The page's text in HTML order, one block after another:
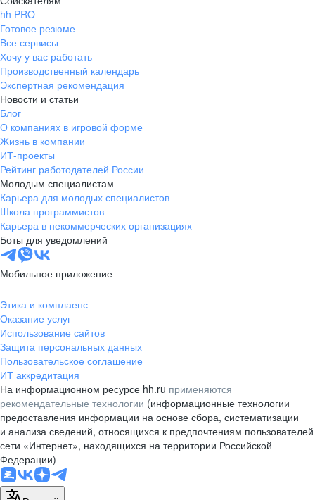
Ученики 9-11-х классов
Выпускники колледжей и техникумов
Повышенные шансы
поступления в вуз
Эксклюзивная информация
для курсовых
и дипломных работ
Оплачиваемая практика
Специалист по сопровождению
с/х предприятий
Агроном Инженерпо с/х
работа
Механизатор
Полевой учетчик
Лаборант
hh PRO
Готовое резюме
Все сервисы
Хочу у вас работать
Производственный календарь
Экспертная рекомендация
Новости и статьи
Блог
О компаниях в игровой форме
Жизнь в компании
ИТ-проекты
Рейтинг работодателей России
Молодым специалистам
Карьера для молодых специалистов
Школа программистов
Карьера в некоммерческих организациях
Боты для уведомлений
Мобильное приложение
Этика и комплаенс
Оказание услуг
Использование сайтов
Защита персональных данных
Пользовательское соглашение
ИТ аккредитация
На информационном ресурсе hh.ru применяются
рекомендательные технологии (информационные технологии
предоставления информации на основе сбора, систематизации
и анализа сведений, относящихся к предпочтениям пользователей
сети «Интернет», находящихся на территории Российской
Федерации)